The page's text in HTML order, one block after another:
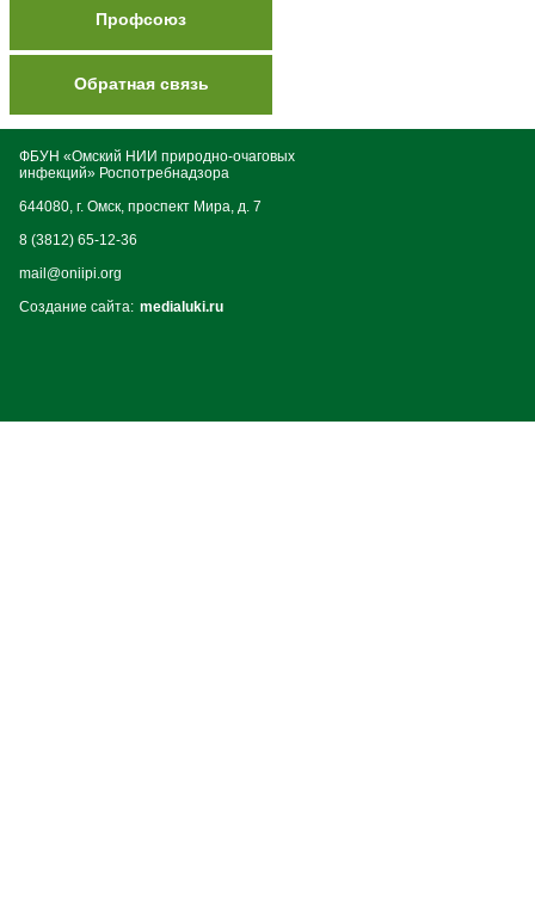
Профсоюз
Обратная связь
ФБУН «Омский НИИ природно-очаговых
инфекций» Роспотребнадзора
644080, г. Омск, проспект Мира, д. 7
8 (3812) 65-12-36
mail@oniipi.org
Создание сайта: medialuki.ru